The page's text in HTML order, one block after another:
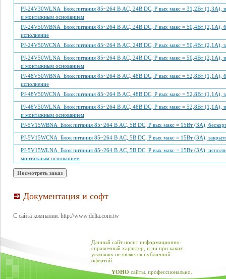
PJ-24V30WLNA Блок питания 85~264 В AC, 24В DC, P вых макс = 31,2Вт (1,3А),
и монтажным основанием
PJ-24V50WBNA Блок питания 85~264 В AC, 24В DC, P вых макс = 50,4Вт (2,1А),
исполнение
PJ-24V50WCNA Блок питания 85~264 В AC, 24В DC, P вых макс = 50,4Вт (2,1А),
PJ-24V50WLNA Блок питания 85~264 В AC, 24В DC, P вых макс = 50,4Вт (2,1А),
и монтажным основанием
PJ-48V50WBNA Блок питания 85~264 В AC, 48В DC, P вых макс = 52,8Вт (1,1А),
исполнение
PJ-48V50WCNA Блок питания 85~264 В AC, 48В DC, P вых макс = 52,8Вт (1,1А),
PJ-48V50WLNA Блок питания 85~264 В AC, 48В DC, P вых макс = 52,8Вт (1,1А),
и монтажным основанием
PJ-5V15WBNA Блок питания 85~264 В AC, 5В DC, P вых макс = 15Вт (3А),
PJ-5V15WCNA Блок питания 85~264 В AC, 5В DC, P вых макс = 15Вт (3А),
PJ-5V15WLNA Блок питания 85~264 В AC, 5В DC, P вых макс = 15Вт (3А),
монтажным основанием
Документация и софт
С сайта компании: http://www.delta.com.tw
Данный сайт носит информационно-
справочный характер, и ни при каких
условиях не является публичной
офертой.
YOHO сайты. профессионально.